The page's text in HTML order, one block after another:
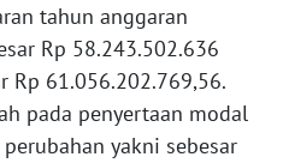
tahun anggaran
Rp 58.243.502.636
Rp 61.056.202.769,56.
pada penyertaan modal
yakni sebesar